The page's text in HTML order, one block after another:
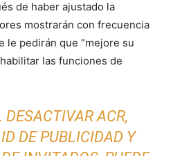
de haber ajustado la
mostrarán con frecuencia
le pedirán que “mejore su
las funciones de
ACR,
DE PUBLICIDAD Y